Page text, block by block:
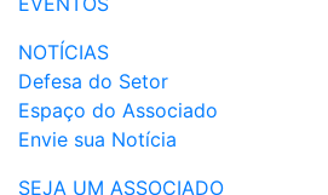
NOTÍCIAS
Defesa do Setor
Espaço do Associado
Envie sua Notícia
SEJA UM ASSOCIADO